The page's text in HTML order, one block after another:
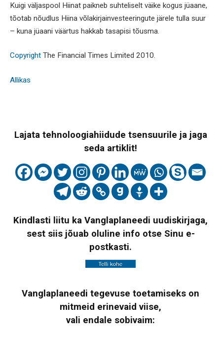
Kuigi väljaspool Hiinat paikneb suhteliselt väike kogus jüaane,
tõotab nõudlus Hiina võlakirjainvesteeringute järele tulla suur
– kuna jüaani väärtus hakkab tasapisi tõusma.
Copyright The Financial Times Limited 2010.
Allikas
Lajata tehnoloogiahiidude tsensuurile ja jaga
seda artiklit!
Kindlasti liitu ka Vanglaplaneedi uudiskirjaga,
sest siis jõuab oluline info otse Sinu e-
postkasti.
Vanglaplaneedi tegevuse toetamiseks on
mitmeid erinevaid viise,
vali endale sobivaim: